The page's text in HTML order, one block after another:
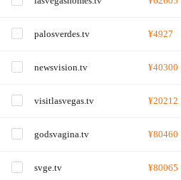
palosverdes.tv ¥4927
newsvision.tv ¥40300
visitlasvegas.tv ¥20212
godsvagina.tv ¥80460
svge.tv ¥80065